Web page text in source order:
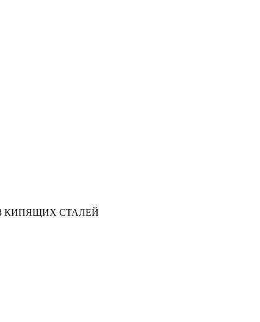
КИПЯЩИХ СТАЛЕЙ